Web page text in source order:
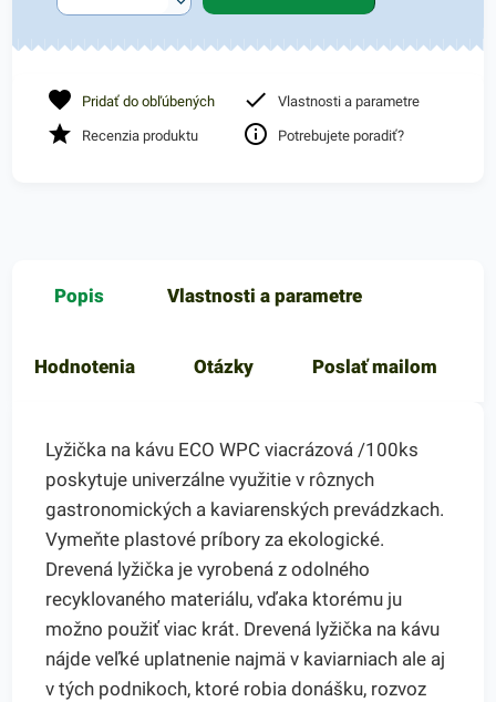
Pridať do obľúbených Vlastnosti a parametre
Recenzia produktu Potrebujete poradiť?
Popis Vlastnosti a parametre
Hodnotenia Otázky Poslať mailom
Lyžička na kávu ECO WPC viacrázová /100ks
poskytuje univerzálne využitie v rôznych
gastronomických a kaviarenských prevádzkach.
Vymeňte plastové príbory za ekologické.
Drevená lyžička je vyrobená z odolného
recyklovaného materiálu, vďaka ktorému ju
možno použiť viac krát. Drevená lyžička na kávu
nájde veľké uplatnenie najmä v kaviarniach ale aj
v tých podnikoch, ktoré robia donášku, rozvoz